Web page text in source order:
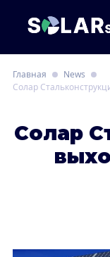
Главная
News
Солар
Солар